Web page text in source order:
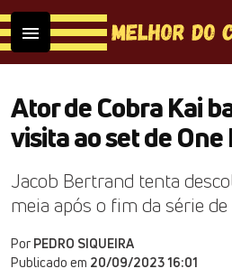
Ator de Cobra Kai
visita ao set de One
Jacob Bertrand tenta
meia após o fim da série
Por PEDRO SIQUEIRA
Publicado em 20/09/2023 16:01